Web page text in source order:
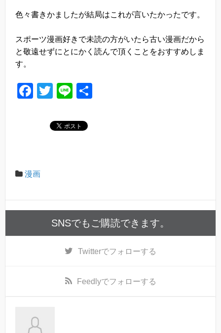
色々書きかましたが結局はこれが言いたかったです。
スポーツ漫画好きで未読の方がいたら古い漫画だから
と敬遠せずにとにかく読んで頂くことをおすすめしま
す。
F
o
k
T
tt
Li
e
漫画
SNSでもご購読できます。
Twitterでフォローする
Feedlyでフォローする